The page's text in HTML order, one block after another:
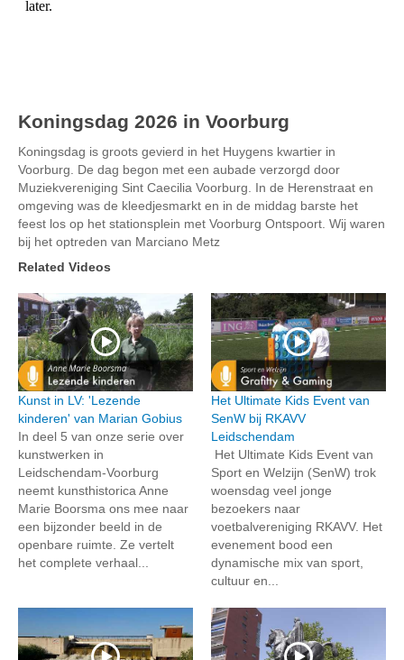
Koningsdag 2026 in Voorburg
Koningsdag is groots gevierd in het Huygens kwartier in
Voorburg. De dag begon met een aubade verzorgd door
Muziekvereniging Sint Caecilia Voorburg. In de Herenstraat en
omgeving was de kleedjesmarkt en in de middag barste het
feest los op het stationsplein met Voorburg Ontspoort. Wij waren
bij het optreden van Marciano Metz
Related Videos
Kunst in LV: 'Lezende
kinderen' van Marian Gobius
In deel 5 van onze serie over
kunstwerken in
Leidschendam-Voorburg
neemt kunsthistorica Anne
Marie Boorsma ons mee naar
een bijzonder beeld in de
openbare ruimte. Ze vertelt
het complete verhaal...
Het Ultimate Kids Event van
SenW bij RKAVV
Leidschendam
Het Ultimate Kids Event van
Sport en Welzijn (SenW) trok
woensdag veel jonge
bezoekers naar
voetbalvereniging RKAVV. Het
evenement bood een
dynamische mix van sport,
cultuur en...